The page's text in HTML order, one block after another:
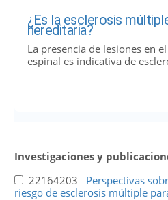
¿Es la esclerosis
hereditaria?
La presencia de lesiones en
espinal es indicativa de
Investigaciones y
22164203 Perspectivas
riesgo de esclerosis múltiple